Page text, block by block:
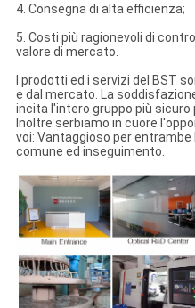
4. Consegna di alta efficienza;
5. Costi più ragionevoli di
valore di mercato.
I prodotti ed i servizi del BST
e dal mercato. La
incita l'intero gruppo più sicuro
Inoltre serbiamo in cuore
voi: Vantaggioso per
comune ed inseguimento.